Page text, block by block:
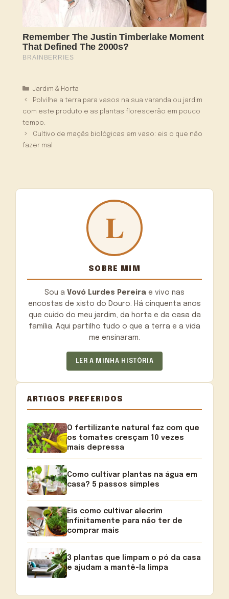
Categorias
Jardim & Horta
Polvilhe a terra para vasos na sua varanda ou jardim
com este produto e as plantas florescerão em pouco
tempo.
Cultivo de maçãs biológicas em vaso: eis o que não
fazer mal
SOBRE MIM
Sou a Vovó Lurdes Pereira e vivo nas
encostas de xisto do Douro. Há cinquenta anos
que cuido do meu jardim, da horta e da casa da
família. Aqui partilho tudo o que a terra e a vida
me ensinaram.
LER A MINHA HISTÓRIA
ARTIGOS PREFERIDOS
O fertilizante natural faz com que
os tomates cresçam 10 vezes
mais depressa
Como cultivar plantas na água em
casa? 5 passos simples
Eis como cultivar alecrim
infinitamente para não ter de
comprar mais
3 plantas que limpam o pó da casa
e ajudam a mantê-la limpa